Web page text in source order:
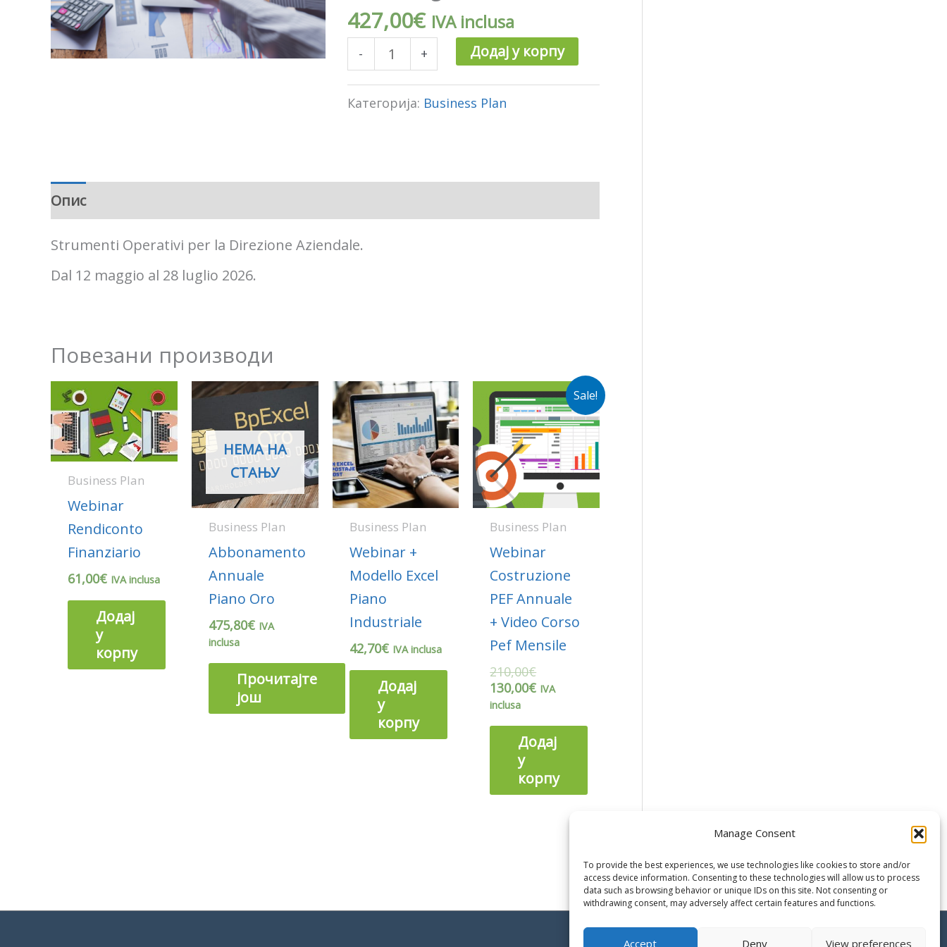
Manage Consent
To provide the best experiences, we use technologies like cookies to store and/or
access device information. Consenting to these technologies will allow us to process
data such as browsing behavior or unique IDs on this site. Not consenting or
withdrawing consent, may adversely affect certain features and functions.
Accept Deny View preferences
427,00€ IVA inclusa
-
количина
+ Додај у корпу
Категорија: Business Plan
Опис
Strumenti Operativi per la Direzione Aziendale.
Dal 12 maggio al 28 luglio 2026.
Повезани производи
Business Plan
Webinar
Rendiconto
Finanziario
61,00€ IVA inclusa
Додај
у
корпу
НЕМА НА
СТАЊУ
Business Plan
Abbonamento
Annuale
Piano Oro
475,80€ IVA
inclusa
Прочитајте
још
Business Plan
Webinar +
Modello Excel
Piano
Industriale
42,70€ IVA inclusa
Додај
у
корпу
Sale!
Business Plan
Webinar
Costruzione
PEF Annuale
+ Video Corso
Pef Mensile
210,00€
Оригинална
цена
је
била:
210,00€.
130,00€
Тренутна
цена
је:
130,00€.
IVA
inclusa
Додај
у
корпу
Copyright © 2026 Business Plan Excel è un marchio di